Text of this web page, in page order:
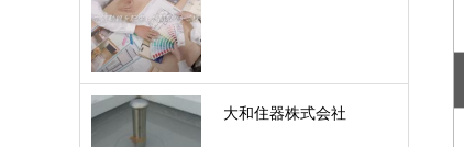
大和住器株式会社